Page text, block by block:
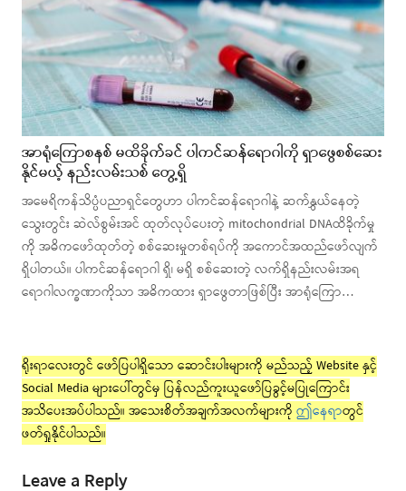
အာရုံကြောစနစ် မထိခိုက်ခင် ပါကင်ဆန်ရောဂါကို ရှာဖွေစစ်ဆေး
နိုင်မယ့် နည်းလမ်းသစ် တွေ့ရှိ
အမေရိကန်သိပ္ပံပညာရှင်တွေဟာ ပါကင်ဆန်ရောဂါနဲ့ ဆက်နွှယ်နေတဲ့
သွေးတွင်း ဆဲလ်စွမ်းအင် ထုတ်လုပ်ပေးတဲ့ mitochondrial DNAထိခိုက်မှု
ကို အဓိကဖော်ထုတ်တဲ့ စစ်ဆေးမှုတစ်ရပ်ကို အကောင်အထည်ဖော်လျက်
ရှိပါတယ်။ ပါကင်ဆန်ရောဂါ ရှိ၊ မရှိ စစ်ဆေးတဲ့ လက်ရှိနည်းလမ်းအရ
ရောဂါလက္ခဏာကိုသာ အဓိကထား ရှာဖွေတာဖြစ်ပြီး အာရုံကြော…
ရိုးရာလေးတွင် ဖော်ပြပါရှိသော ဆောင်းပါးများကို မည်သည့် Website နှင့်
Social Media များပေါ်တွင်မှ ပြန်လည်ကူးယူဖော်ပြခွင့်မပြုကြောင်း
အသိပေးအပ်ပါသည်။ အသေးစိတ်အချက်အလက်များကို ဤနေရာတွင်
ဖတ်ရှုနိုင်ပါသည်။
Leave a Reply